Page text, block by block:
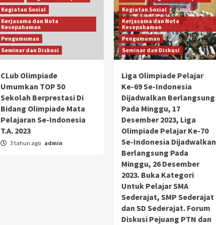
Kegiatan Sosial
Kerjasama dan Nota
Kesepahaman
Pengumuman
Seminar dan Diskusi
CLub Olimpiade
Umumkan TOP 50
Sekolah Berprestasi Di
Bidang Olimpiade Mata
Pelajaran Se-Indonesia
T.A. 2023
3 tahun ago admin
Kegiatan Sosial
Kerjasama dan Nota
Kesepahaman
Pengumuman
Seminar dan Diskusi
Liga Olimpiade Pelajar
Ke-69 Se-Indonesia
Dijadwalkan Berlangsung
Pada Minggu, 17
Desember 2023, Liga
Olimpiade Pelajar Ke-70
Se-Indonesia Dijadwalkan
Berlangsung Pada
Minggu, 26 Desember
2023. Buka Kategori
Untuk Pelajar SMA
Sederajat, SMP Sederajat
dan SD Sederajat. Forum
Diskusi Pejuang PTN dan